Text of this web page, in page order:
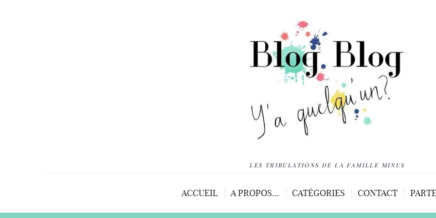
LES TRIBULATIONS DE LA FAMILLE MINUS
ACCUEIL A PROPOS… CATÉGORIES CONTACT